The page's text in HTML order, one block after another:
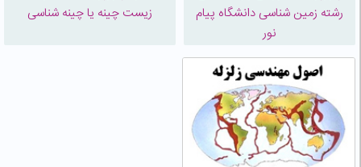
رشته زمین شناسی دانشگاه پیام
نور
زیست چینه یا چینه شناسی